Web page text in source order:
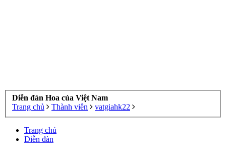
Diễn đàn Hoa của Việt Nam
Trang chủ
Thành viên vatgiahk22
Trang chủ
Diễn đàn